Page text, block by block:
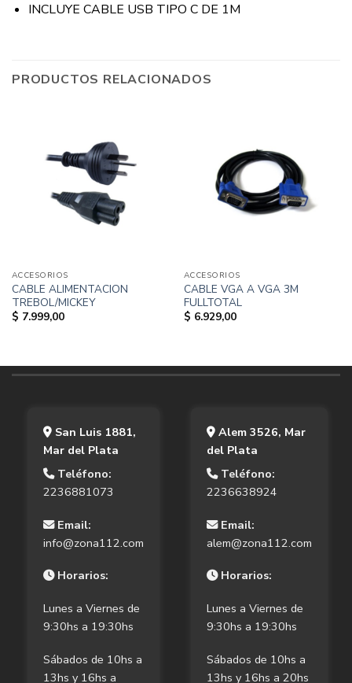
INCLUYE CABLE USB TIPO C DE 1M
PRODUCTOS RELACIONADOS
ACCESORIOS
CABLE ALIMENTACION
TREBOL/MICKEY
$ 7.999,00
ACCESORIOS
CABLE VGA A VGA 3M
FULLTOTAL
$ 6.929,00
San Luis 1881,
Mar del Plata
Teléfono:
2236881073
Email:
info@zona112.com
Horarios:
Lunes a Viernes de
9:30hs a 19:30hs
Sábados de 10hs a
13hs y 16hs a
Alem 3526, Mar
del Plata
Teléfono:
2236638924
Email:
alem@zona112.com
Horarios:
Lunes a Viernes de
9:30hs a 19:30hs
Sábados de 10hs a
13hs y 16hs a 20hs